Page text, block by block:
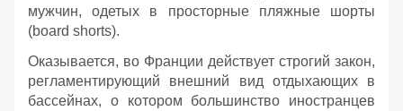
мужчин, одетых в просторные пляжные шорты
(board shorts).
Оказывается, во Франции действует строгий закон,
регламентирующий внешний вид отдыхающих в
бассейнах, о котором большинство иностранцев